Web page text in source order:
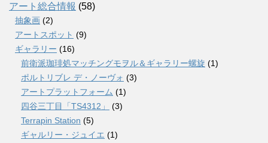
アート総合情報 (58)
抽象画 (2)
アートスポット (9)
ギャラリー (16)
前衛派珈琲処マッチングモヲル＆ギャラリー螺旋 (1)
ポルトリブレ デ・ノーヴォ (3)
アートプラットフォーム (1)
四谷三丁目「TS4312」
(3)
Terrapin Station (5)
ギャルリー・ジュイエ (1)